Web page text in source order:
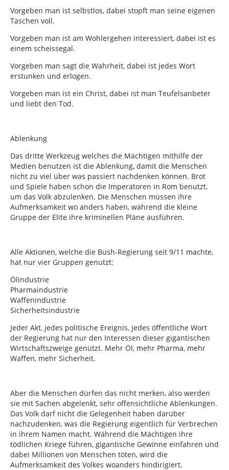
Vorgeben man ist selbstlos, dabei stopft man seine eigenen
Taschen voll.
Vorgeben man ist am Wohlergehen interessiert, dabei ist es
einem scheissegal.
Vorgeben man sagt die Wahrheit, dabei ist jedes Wort
erstunken und erlogen.
Vorgeben man ist ein Christ, dabei ist man Teufelsanbeter
und liebt den Tod.
Ablenkung
Das dritte Werkzeug welches die Mächtigen mithilfe der
Medien benutzen ist die Ablenkung, damit die Menschen
nicht zu viel über was passiert nachdenken können. Brot
und Spiele haben schon die Imperatoren in Rom benutzt,
um das Volk abzulenken. Die Menschen müssen ihre
Aufmerksamkeit wo anders haben, während die kleine
Gruppe der Elite ihre kriminellen Pläne ausführen.
Alle Aktionen, welche die Bush-Regierung seit 9/11 machte,
hat nur vier Gruppen genutzt:
Ölindustrie
Pharmaindustrie
Waffenindustrie
Sicherheitsindustrie
Jeder Akt, jedes politische Ereignis, jedes öffentliche Wort
der Regierung hat nur den Interessen dieser gigantischen
Wirtschaftszweige genützt. Mehr Öl, mehr Pharma, mehr
Waffen, mehr Sicherheit.
Aber die Menschen dürfen das nicht merken, also werden
sie mit Sachen abgelenkt, sehr offensichtliche Ablenkungen.
Das Volk darf nicht die Gelegenheit haben darüber
nachzudenken, was die Regierung eigentlich für Verbrechen
in ihrem Namen macht. Während die Mächtigen ihre
tödlichen Kriege führen, gigantische Gewinne einfahren und
dabei Millionen von Menschen töten, wird die
Aufmerksamkeit des Volkes woanders hindirigiert.